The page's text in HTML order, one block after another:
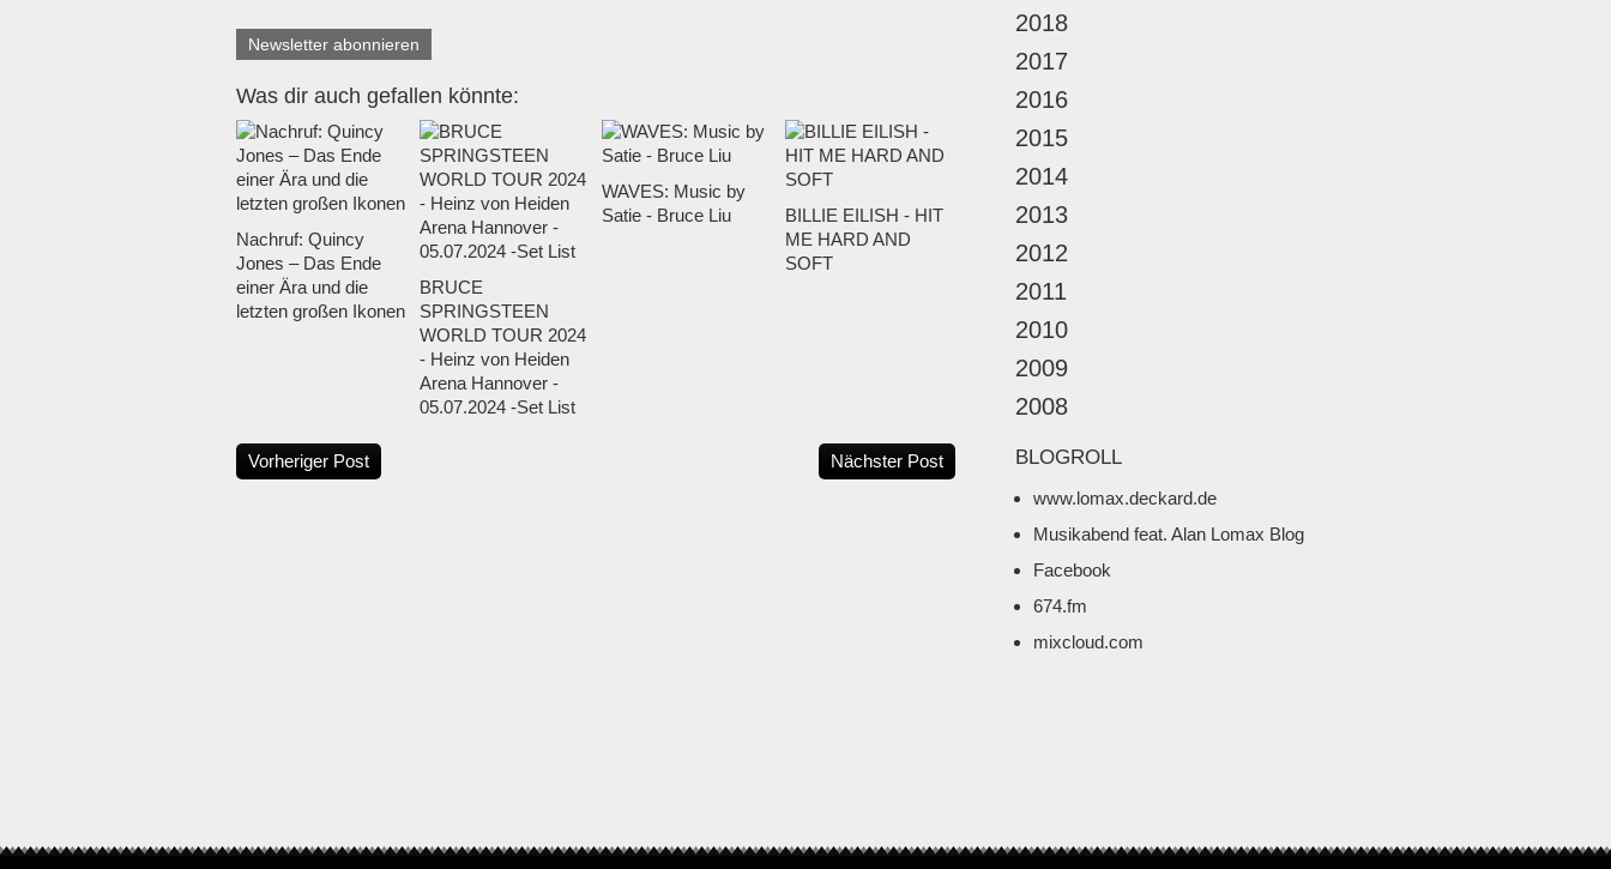
Newsletter abonnieren
Was dir auch gefallen könnte:
Nachruf: Quincy
Jones – Das Ende
einer Ära und die
letzten großen Ikonen
BRUCE
SPRINGSTEEN
WORLD TOUR 2024
- Heinz von Heiden
Arena Hannover -
05.07.2024 -Set List
WAVES: Music by
Satie - Bruce Liu
BILLIE EILISH - HIT
ME HARD AND
SOFT
Vorheriger Post Nächster Post
2018
2017
2016
2015
2014
2013
2012
2011
2010
2009
2008
BLOGROLL
www.lomax.deckard.de
Musikabend feat. Alan Lomax Blog
Facebook
674.fm
mixcloud.com